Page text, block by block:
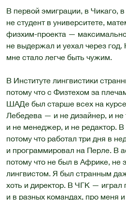
В первой эмиграции, в Чикаго, в
не студент в университете,
физхим-проекта —
не выдержал и уехал через год.
мне стало легче быть чужим.
В Институте лингвистики
потому что с Физтехом за
ШАДе был старше всех на
Лебедева — и не дизайнер, и не
и не менеджер, и не редактор.
потому что работал три дня в
и программировал на Перле. В
потому что не был в Африке, не
лингвистом. Я был странным
хоть и директор. В ЧГК — играл
и в разных командах, про меня